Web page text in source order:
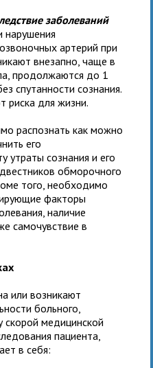
заболеваний
нарушения
артерий при
внезапно, чаще в
продолжаются до 1
спутанности сознания.
риска для жизни.
распознать как можно
его
утраты сознания и его
обморочного
того, необходимо
факторы
наличие
самочувствие в
или возникают
больного,
медицинской
пациента,
в себя: